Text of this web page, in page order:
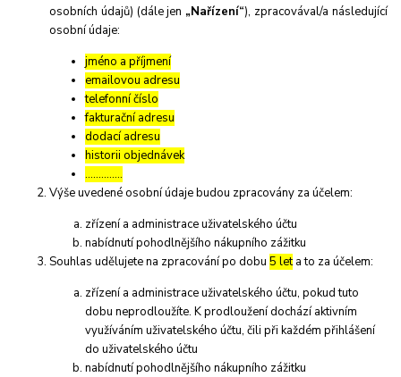
osobních údajů) (dále jen „Nařízení“), zpracovával/a následující
osobní údaje:
jméno a příjmení
emailovou adresu
telefonní číslo
fakturační adresu
dodací adresu
historii objednávek
…………..
Výše uvedené osobní údaje budou zpracovány za účelem:
zřízení a administrace uživatelského účtu
nabídnutí pohodlnějšího nákupního zážitku
Souhlas udělujete na zpracování po dobu 5 leta to za účelem:
zřízení a administrace uživatelského účtu, pokud tuto
dobu neprodloužíte. K prodloužení dochází aktivním
využíváním uživatelského účtu, čili při každém přihlášení
do uživatelského účtu
nabídnutí pohodlnějšího nákupního zážitku